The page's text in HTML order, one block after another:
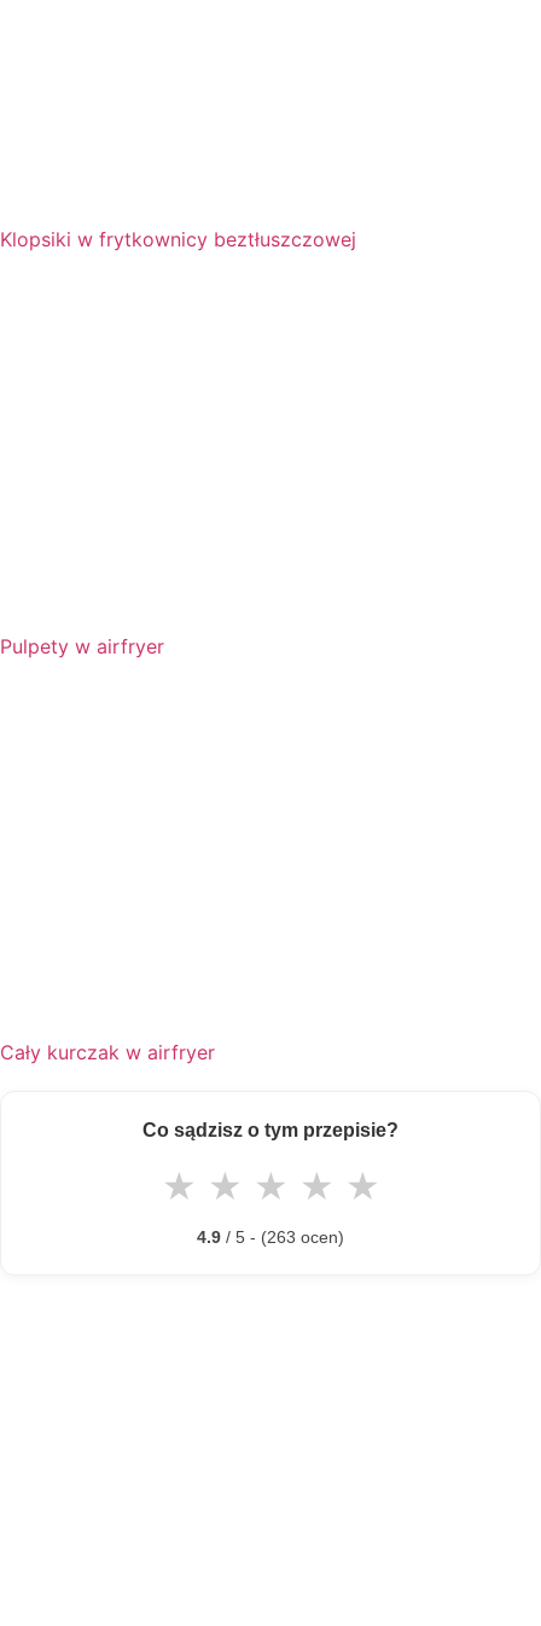
Klopsiki w frytkownicy beztłuszczowej
Pulpety w airfryer
Cały kurczak w airfryer
Co sądzisz o tym przepisie?
★ ★ ★ ★ ★
4.9 / 5 - (263 ocen)